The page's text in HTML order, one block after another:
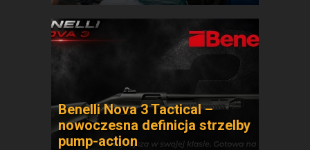
Benelli Nova 3 Tactical –
nowoczesna definicja strzelby
pump-action